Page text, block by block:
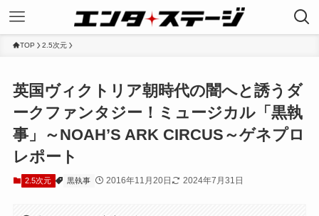
TOP 2.5次元
英国ヴィクトリア朝時代の闇へと誘うダ
ークファンタジー！ミュージカル「黒執
事」～NOAH’S ARK CIRCUS～ゲネプロ
レポート
2.5次元 黒執事 2016年11月20日 2024年7月31日